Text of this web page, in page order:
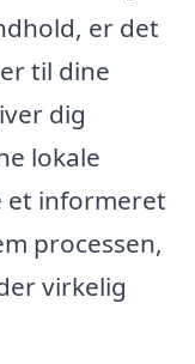
er det
til dine
dig
lokale
et informeret
processen,
virkelig